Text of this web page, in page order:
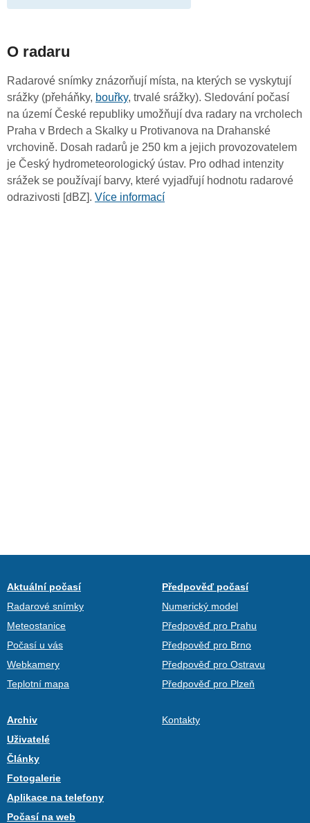
O radaru
Radarové snímky znázorňují místa, na kterých se vyskytují
srážky (přeháňky, bouřky, trvalé srážky). Sledování počasí
na území České republiky umožňují dva radary na vrcholech
Praha v Brdech a Skalky u Protivanova na Drahanské
vrchovině. Dosah radarů je 250 km a jejich provozovatelem
je Český hydrometeorologický ústav. Pro odhad intenzity
srážek se používají barvy, které vyjadřují hodnotu radarové
odrazivosti [dBZ]. Více informací
Aktuální počasí
Radarové snímky
Meteostanice
Počasí u vás
Webkamery
Teplotní mapa
Předpověď počasí
Numerický model
Předpověď pro Prahu
Předpověď pro Brno
Předpověď pro Ostravu
Předpověď pro Plzeň
Archiv
Uživatelé
Články
Fotogalerie
Aplikace na telefony
Počasí na web
Kontakty